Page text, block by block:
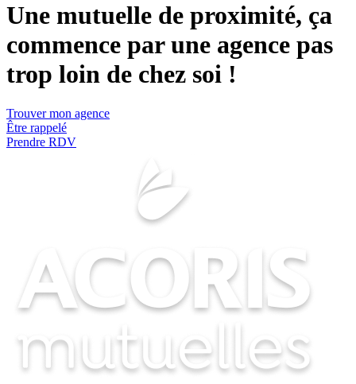
Une mutuelle de proximité, ça
commence par une agence pas
trop loin de chez soi !
Trouver mon agence
Être rappelé
Prendre RDV